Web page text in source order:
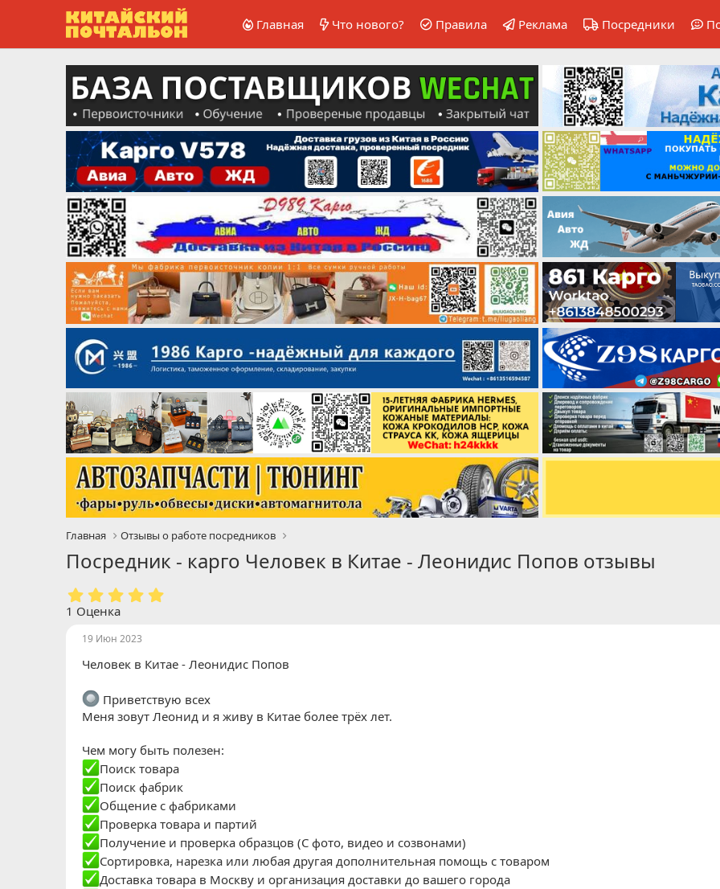
Главная Что нового? Правила Реклама Посредники
Главная Отзывы о работе посредников
Посредник - карго Человек в Китае - Леонидис Попов отзывы
в
з
д
1 Оценка
19 Июн 2023
Человек в Китае - Леонидис Попов
Приветствую всех
Меня зовут Леонид и я живу в Китае более трёх лет.
Чем могу быть полезен:
Поиск товара
Поиск фабрик
Общение с фабриками
Проверка товара и партий
Получение и проверка образцов (С фото, видео и созвонами)
Сортировка, нарезка или любая другая дополнительная помощь с товаром
Доставка товара в Москву и организация доставки до вашего города